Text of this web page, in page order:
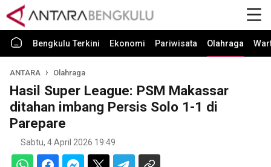
Bengkulu Terkini Ekonomi Pariwisata Olahraga
ANTARA Olahraga
Hasil Super League: PSM Makassar
ditahan imbang Persis Solo 1-1 di
Parepare
Sabtu, 4 April 2026 19:49